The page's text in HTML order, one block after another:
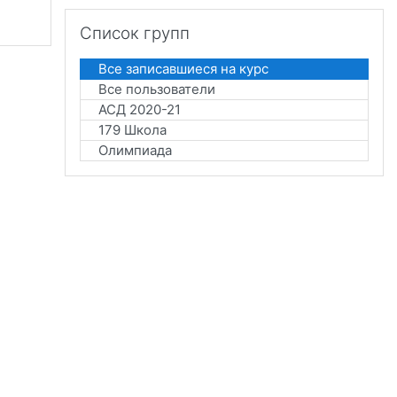
Список групп
Все записавшиеся на курс
Все пользователи
АСД 2020-21
179 Школа
Олимпиада